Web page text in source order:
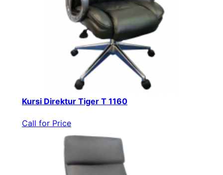
Kursi Direktur Tiger T 1160
Call for Price